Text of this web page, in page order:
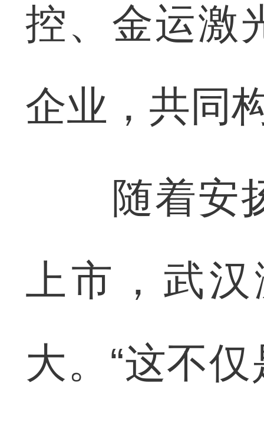
控、金运激
企业，共同
随着安扬
上市，武
大。“这不